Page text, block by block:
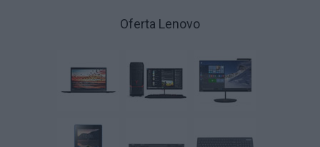
Oferta Lenovo